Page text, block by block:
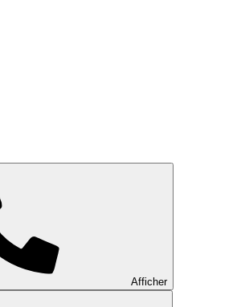
Afficher